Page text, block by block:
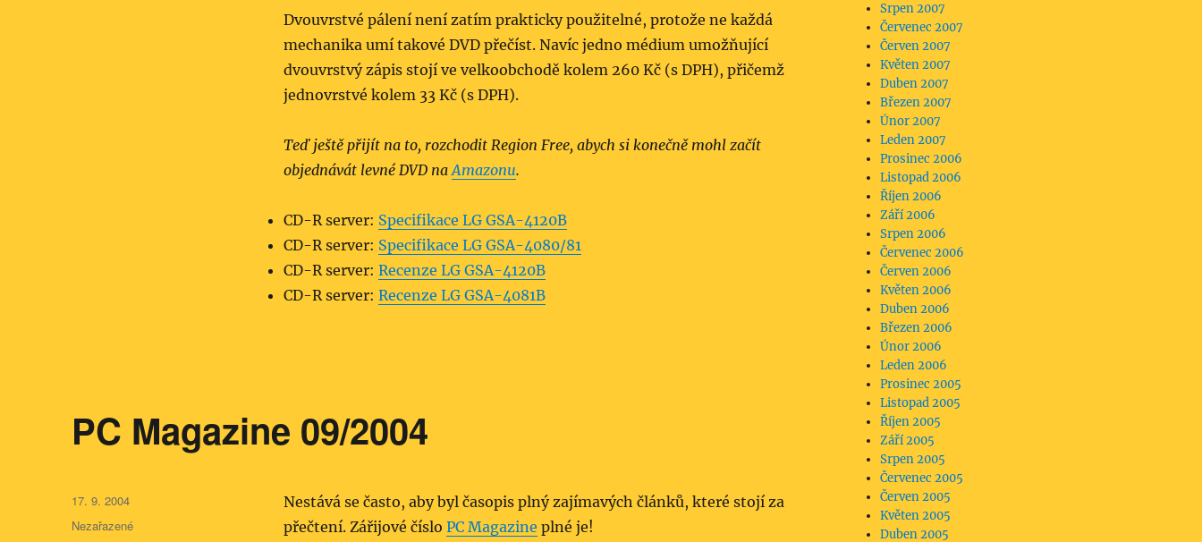
Dvouvrstvé pálení není zatím prakticky použitelné, protože ne každá
mechanika umí takové DVD přečíst. Navíc jedno médium umožňující
dvouvrstvý zápis stojí ve velkoobchodě kolem 260 Kč (s DPH), přičemž
jednovrstvé kolem 33 Kč (s DPH).
Teď ještě přijít na to, rozchodit Region Free, abych si konečně mohl začít
objednávát levné DVD naAmazonu.
CD-R server: Specifikace LG GSA-4120B
CD-R server: Specifikace LG GSA-4080/81
CD-R server: Recenze LG GSA-4120B
CD-R server: Recenze LG GSA-4081B
PC Magazine 09/2004
Nestává se často, aby byl časopis plný zajímavých článků, které stojí za
přečtení. Zářijové číslo PC Magazine plné je!
Publikováno:
17. 9. 2004
Rubriky:
Nezařazené
Srpen 2007
Červenec 2007
Červen 2007
Květen 2007
Duben 2007
Březen 2007
Únor 2007
Leden 2007
Prosinec 2006
Listopad 2006
Říjen 2006
Září 2006
Srpen 2006
Červenec 2006
Červen 2006
Květen 2006
Duben 2006
Březen 2006
Únor 2006
Leden 2006
Prosinec 2005
Listopad 2005
Říjen 2005
Září 2005
Srpen 2005
Červenec 2005
Červen 2005
Květen 2005
Duben 2005